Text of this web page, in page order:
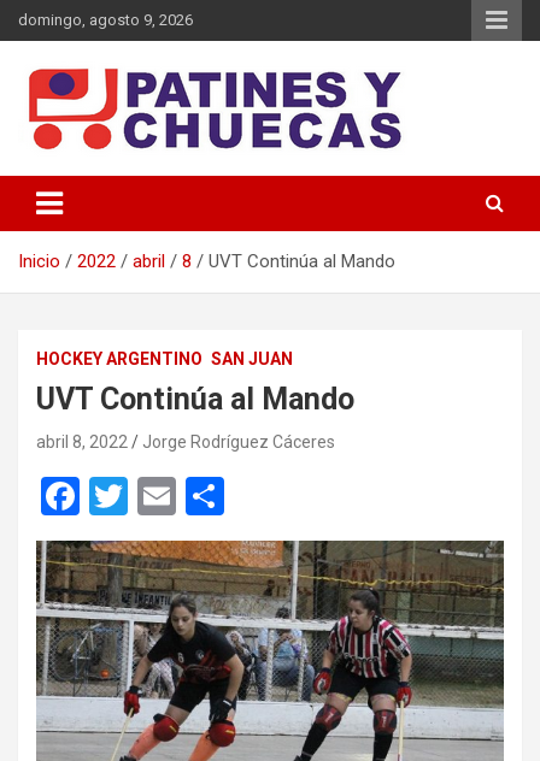
Saltar
al
domingo, agosto 9, 2026
Patines y Chuecas
Inicio 2022 abril 8 UVT Continúa al Mando
HOCKEY ARGENTINO SAN JUAN
UVT Continúa al Mando
abril 8, 2022 Jorge Rodríguez Cáceres
F
a
ce
b
o
o
k
T
wi
tt
er
E
m
ail
o
m
p
ar
tir